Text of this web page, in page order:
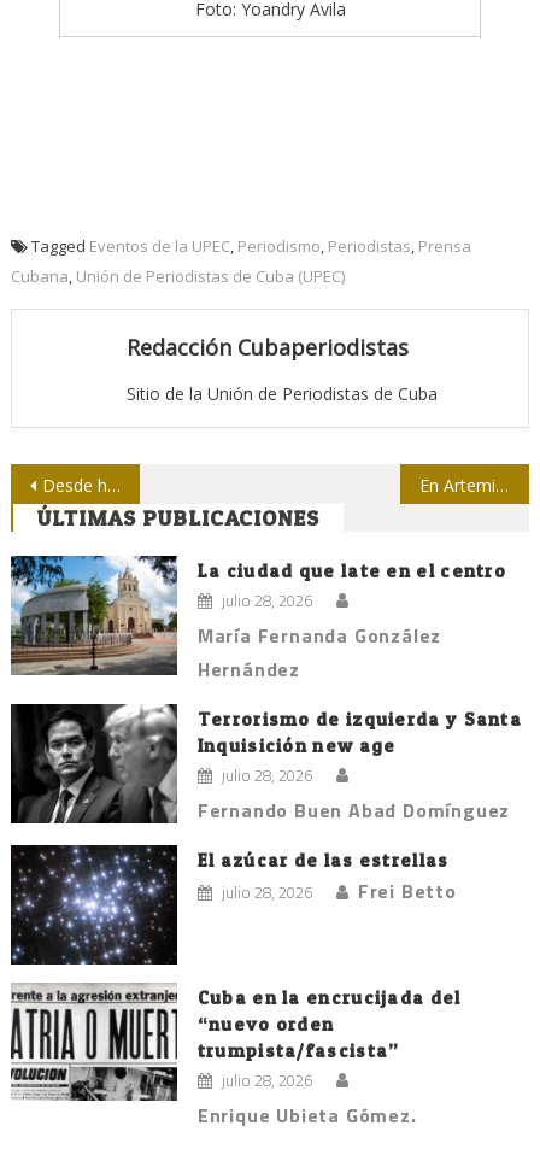
Foto: Yoandry Avila
Tagged Eventos de la UPEC, Periodismo Periodistas Prensa
Cubana Unión de Periodistas de Cuba (UPEC)
Redacción Cubaperiodistas
Sitio de la Unión de Periodistas de Cuba
Navegación
de
entradas
Desde hoy, Informática 2016 En Artemisa premian a Terry Valdespino
ÚLTIMAS PUBLICACIONES
La ciudad que late en el centro
julio 28, 2026
María Fernanda González
Hernández
Terrorismo de izquierda y Santa
Inquisición new age
julio 28, 2026
Fernando Buen Abad Domínguez
El azúcar de las estrellas
julio 28, 2026 Frei Betto
Cuba en la encrucijada del
“nuevo orden
trumpista/fascista”
julio 28, 2026
Enrique Ubieta Gómez.